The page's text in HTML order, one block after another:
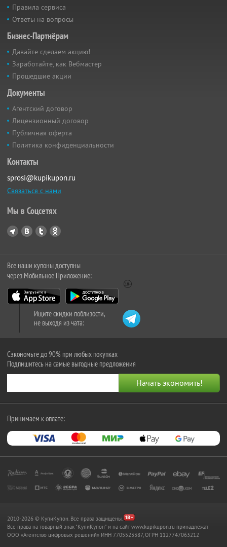
Правила сервиса
Ответы на вопросы
Бизнес-Партнёрам
Давайте сделаем акцию!
Заработайте, как Вебмастер
Прошедшие акции
Документы
Агентский договор
Лицензионный договор
Публичная оферта
Политика конфиденциальности
Контакты
sprosi@kupikupon.ru
Связаться с нами
Мы в Соцсетях
Все наши купоны доступны
через Мобильное Приложение:
Ищите скидки поблизости,
не выходя из чата:
Сэкономьте до 90% при любых покупках
Подпишитесь на самые выгодные предложения
Принимаем к оплате:
2010-2026 © КупиКупон. Все права защищены.
Все права на товарный знак "КупиКупон" и на сайт www.kupikupon.ru принадлежат
OOO «Агентство цифровых решений» ИНН 7705523387, ОГРН 1127747063212